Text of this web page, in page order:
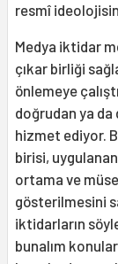
resmî
Medya iktidar
çıkar birliği
önlemeye
doğrudan ya da
hizmet ediyor.
birisi,
ortama ve
gösterilmesini
iktidarların
bu­nalım